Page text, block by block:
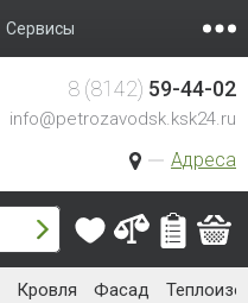
Сервисы
Адреса
8 (8142) 59-44-02
info@petrozavodsk.ksk24.ru
Кровля Фасад